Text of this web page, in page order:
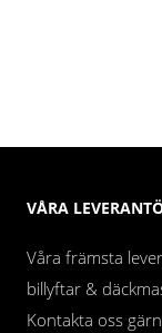
VÅRA
Våra främsta
billyftar &
Kontakta oss